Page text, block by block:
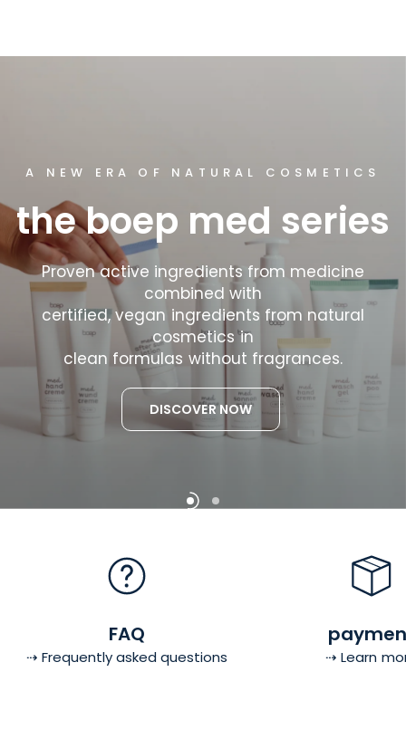
A NEW ERA OF NATURAL COSMETICS
theboep med series
Proven active ingredients from medicine
combined with
certified, vegan ingredients from natural
cosmetics in
clean formulas without fragrances.
DISCOVER NOW
EXPERT KNOWLEDGE
theboepmagazine
Interesting facts about skin and baby care,
natural
cosmetics
in general, information on
protection and
FAQ
⇢ Frequently asked questions ⇢ Learn